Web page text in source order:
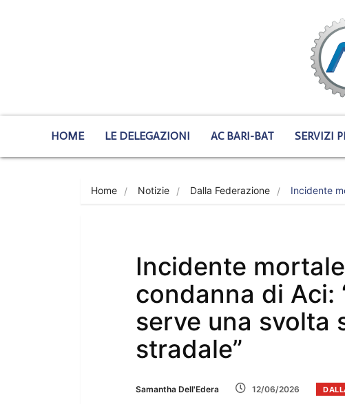
HOME LE DELEGAZIONI AC BARI-BAT SERVIZI
Home Notizie Dalla Federazione Incidente
Incidente
condanna di Aci:
serve una svolta
stradale”
Samantha Dell'Edera 12/06/2026